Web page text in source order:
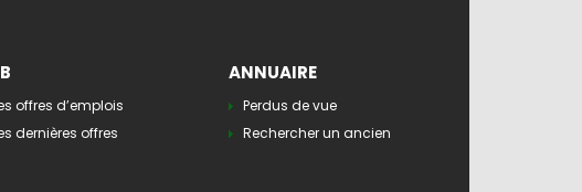
offres d’emplois
dernières offres
ANNUAIRE
Perdus de vue
Rechercher un ancien